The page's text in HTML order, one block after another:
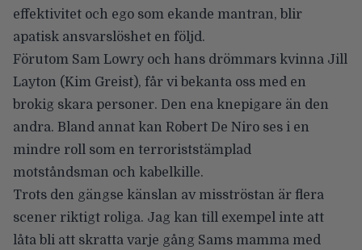
effektivitet och ego som ekande mantran, blir
apatisk ansvarslöshet en följd.
Förutom Sam Lowry och hans drömmars kvinna Jill
Layton (Kim Greist), får vi bekanta oss med en
brokig skara personer. Den ena knepigare än den
andra. Bland annat kan Robert De Niro ses i en
mindre roll som en terroriststämplad
motståndsman och kabelkille.
Trots den gängse känslan av misströstan är flera
scener riktigt roliga. Jag kan till exempel inte att
låta bli att skratta varje gång Sams mamma med